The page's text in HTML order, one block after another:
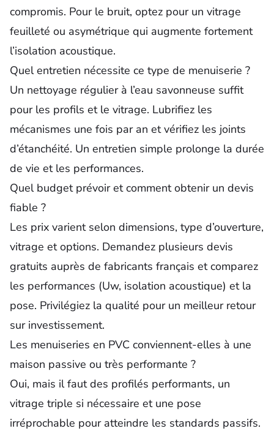
compromis. Pour le bruit, optez pour un vitrage
feuilleté ou asymétrique qui augmente fortement
l’isolation acoustique.
Quel entretien nécessite ce type de menuiserie ?
Un nettoyage régulier à l’eau savonneuse suffit
pour les profils et le vitrage. Lubrifiez les
mécanismes une fois par an et vérifiez les joints
d’étanchéité. Un entretien simple prolonge la durée
de vie et les performances.
Quel budget prévoir et comment obtenir un devis
fiable ?
Les prix varient selon dimensions, type d’ouverture,
vitrage et options. Demandez plusieurs devis
gratuits auprès de fabricants français et comparez
les performances (Uw, isolation acoustique) et la
pose. Privilégiez la qualité pour un meilleur retour
sur investissement.
Les menuiseries en PVC conviennent-elles à une
maison passive ou très performante ?
Oui, mais il faut des profilés performants, un
vitrage triple si nécessaire et une pose
irréprochable pour atteindre les standards passifs.